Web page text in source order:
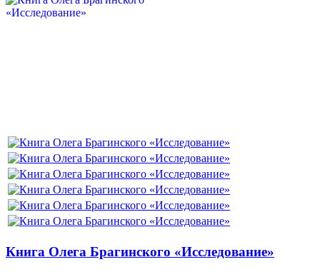
Книга Олега Брагинского «Исследование»